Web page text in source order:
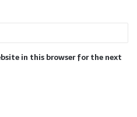
in this browser for the next